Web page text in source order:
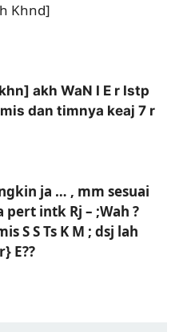
Khnd]
akh WaN I E r Istp
dan timnya keaj 7 r
ja … , mm sesuai
intk Rj – ;Wah ?
S STs K M ; dsj lah
E??